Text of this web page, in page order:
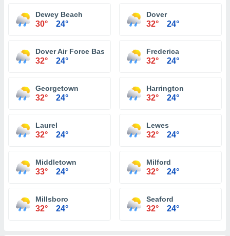
Dewey Beach
30° 24°
Dover
32° 24°
Dover Air Force Base
32° 24°
Frederica
32° 24°
Georgetown
32° 24°
Harrington
32° 24°
Laurel
32° 24°
Lewes
32° 24°
Middletown
33° 24°
Milford
32° 24°
Millsboro
32° 24°
Seaford
32° 24°